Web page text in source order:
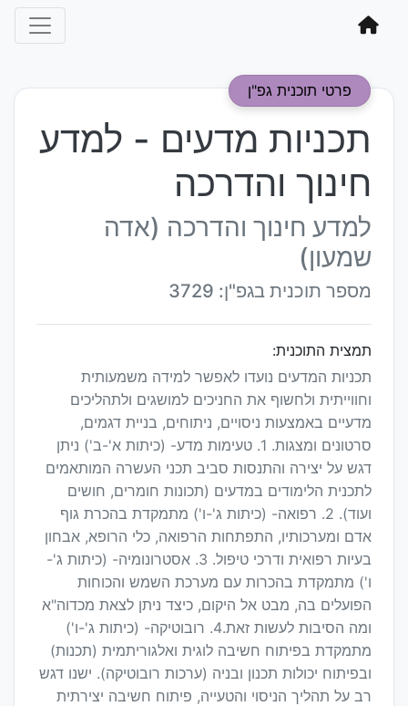
פרטי תוכנית גפ"ן
תכניות מדעים - למדע
חינוך והדרכה
למדע חינוך והדרכה (אדה
שמעון)
מספר תוכנית בגפ"ן: 3729
תמצית התוכנית:
תכניות המדעים נועדו לאפשר למידה משמעותית
וחווייתית ולחשוף את החניכים למושגים ולתהליכים
מדעיים באמצעות ניסויים, ניתוחים, בניית דגמים,
סרטונים ומצגות. 1. טעימות מדע- (כיתות א'-ב') ניתן
דגש על יצירה והתנסות סביב תכני העשרה המותאמים
לתכנית הלימודים במדעים (תכונות חומרים, חושים
ועוד). 2. רפואה- (כיתות ג'-ו') מתמקדת בהכרת גוף
אדם ומערכותיו, התפתחות הרפואה, כלי הרופא, אבחון
בעיות רפואית ודרכי טיפול. 3. אסטרונומיה- (כיתות ג'-
ו') מתמקדת בהכרות עם מערכת השמש והכוחות
הפועלים בה, מבט אל היקום, כיצד ניתן לצאת מכדוה"א
ומה הסיבות לעשות זאת.4. רובוטיקה- (כיתות ג'-ו')
מתמקדת בפיתוח חשיבה לוגית ואלגוריתמית (תכנות)
ובפיתוח יכולות תכנון ובניה (ערכות רובוטיקה). ישנו דגש
רב על תהליך הניסוי והטעייה, פיתוח חשיבה יצירתית